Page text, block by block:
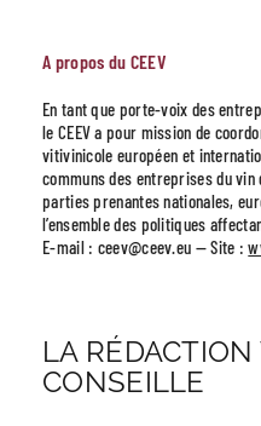
A propos du CEEV
En tant que porte-voix des
le CEEV a pour mission de
vitivinicole européen et
communs des entreprises du vin
parties prenantes nationales,
l’ensemble des politiques
E-mail : ceev@ceev.eu — Site :
LA RÉDACTION
CONSEILLE